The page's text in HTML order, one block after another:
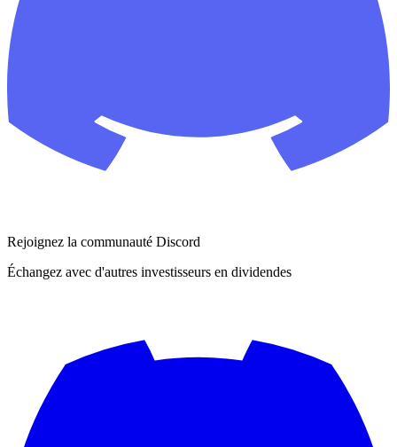
Rejoignez la communauté Discord
Échangez avec d'autres investisseurs en dividendes